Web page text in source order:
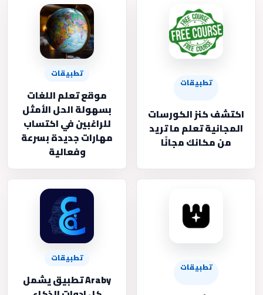
تطبيقات
اكتشف كنز الكورسات
المجانية تعلم ما تريد
من مكانك مجانًا
تطبيقات
موقع تعلم اللغات
بسهولة الحل الأمثل
للراغبين في اكتساب
مهارات جديدة بسرعة
وفعالية
تطبيقات
تطبيقات
Araby تطبيق يشمل